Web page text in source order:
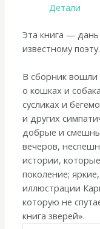
Детали
Эта книга —
известному поэту.
В сборник вошли
о кошках и
сусликах и
и других
добрые и
вечеров,
истории,
поколение;
иллюстрации
которую не
книга зверей».